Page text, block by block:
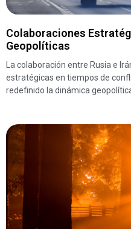
Colaboraciones
Geopolíticas
La colaboración entre Rusia e
estratégicas en tiempos de
redefinido la dinámica